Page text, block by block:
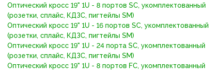
Оптический кросс 19" 1U - 8 портов SC, укомплектованный
(розетки, сплайс, КДЗС, пигтейлы SM)
Оптический кросс 19" 1U - 16 портов SC, укомплектованный
(розетки, сплайс, КДЗС, пигтейлы SM)
Оптический кросс 19" 1U - 24 порта SC, укомплектованный
(розетки, сплайс, КДЗС, пигтейлы SM)
Оптический кросс 19" 1U - 8 портов FC, укомплектованный